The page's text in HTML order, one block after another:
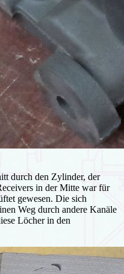
durch den Zylinder, der
in der Mitte war für
gewesen. Die sich
Weg durch andere Kanäle
Löcher in den